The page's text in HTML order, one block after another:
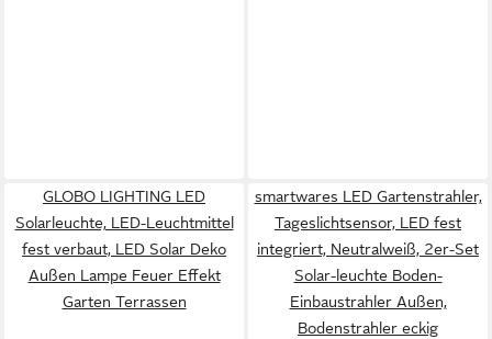
GLOBO LIGHTING LED
Solarleuchte, LED-Leuchtmittel
fest verbaut, LED Solar Deko
Außen Lampe Feuer Effekt
Garten Terrassen
smartwares LED Gartenstrahler,
Tageslichtsensor, LED fest
integriert, Neutralweiß, 2er-Set
Solar-leuchte Boden-
Einbaustrahler Außen,
Bodenstrahler eckig